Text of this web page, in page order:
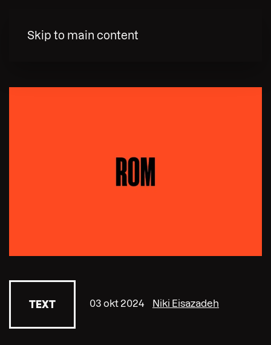
Skip to main content
TEXT 03 okt 2024 Niki Eisazadeh